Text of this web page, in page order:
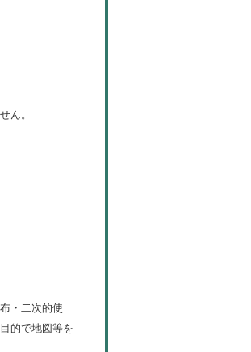
ん。
・二次的使
的で地図等を